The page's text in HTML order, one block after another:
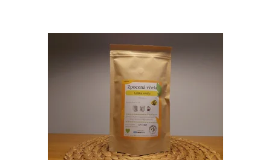
Lehká křídla je směs Arabik z Jižní Ameriky - sametová a jemná -
do automatu, french pressu i na filtr.
Zpocená včela